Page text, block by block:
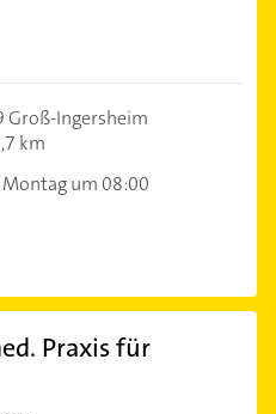
Groß-Ingersheim
km
um 08:00
Praxis für